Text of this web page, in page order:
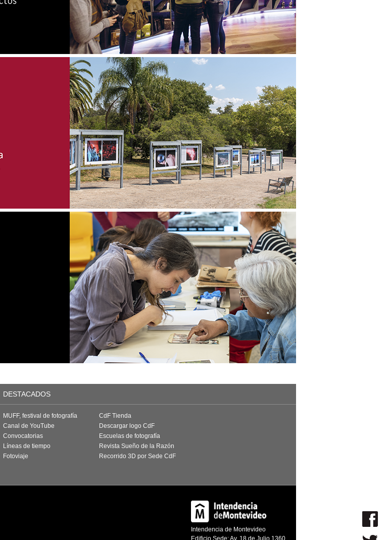
DESTACADOS
MUFF, festival de fotografía
Canal de YouTube
Convocatorias
Líneas de tiempo
Fotoviaje
CdF Tienda
Descargar logo CdF
Escuelas de fotografía
Revista Sueño de la Razón
Recorrido 3D por Sede CdF
Intendencia de Montevideo
Edificio Sede: Av. 18 de Julio 1360